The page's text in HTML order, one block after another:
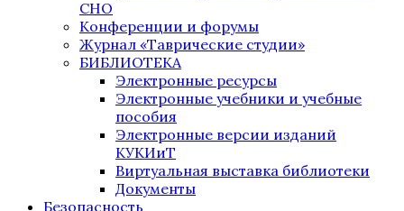
СНО
Конференции и форумы
Журнал «Таврические студии»
БИБЛИОТЕКА
Электронные ресурсы
Электронные учебники и учебные
пособия
Электронные версии изданий
КУКИиТ
Виртуальная выставка библиотеки
Документы
Безопасность